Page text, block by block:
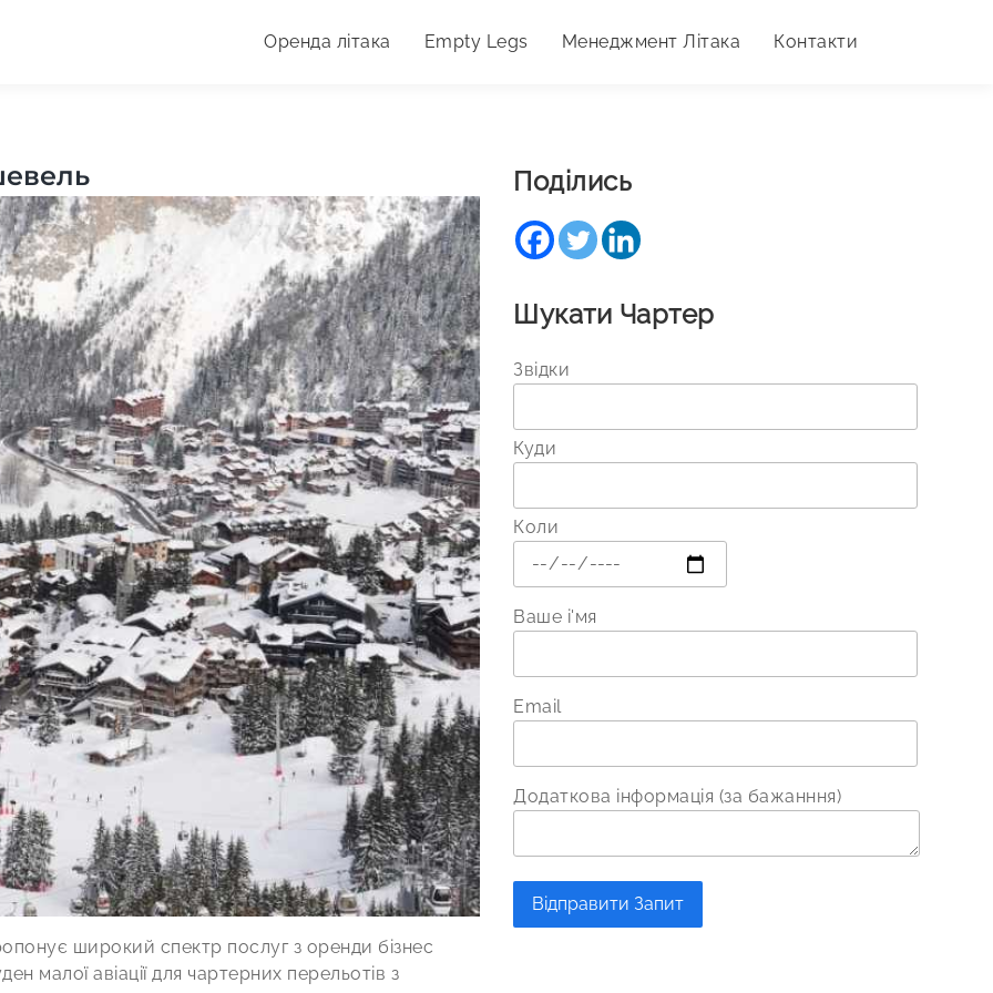
Оренда літака Empty Legs Менеджмент Літака Контакти
широкий спектр послуг з оренди бізнес
малої авіації для чартерних перельотів з
Поділись
Шукати Чартер
Звідки
Куди
Коли
Ваше і'мя
Email
Додаткова інформація (за бажанння)